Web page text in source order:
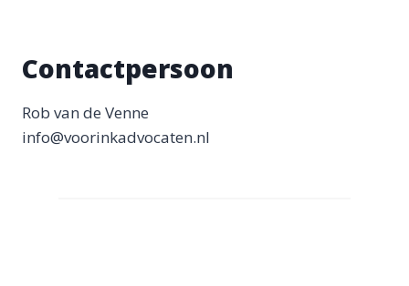
Contactpersoon
Rob van de Venne
info@voorinkadvocaten.nl